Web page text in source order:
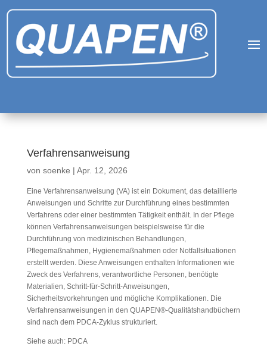
Verfahrensanweisung
von soenke | Apr. 12, 2026
Eine Verfahrensanweisung (VA) ist ein Dokument, das detaillierte
Anweisungen und Schritte zur Durchführung eines bestimmten
Verfahrens oder einer bestimmten Tätigkeit enthält. In der Pflege
können Verfahrensanweisungen beispielsweise für die
Durchführung von medizinischen Behandlungen,
Pflegemaßnahmen, Hygienemaßnahmen oder Notfallsituationen
erstellt werden. Diese Anweisungen enthalten Informationen wie
Zweck des Verfahrens, verantwortliche Personen, benötigte
Materialien, Schritt-für-Schritt-Anweisungen,
Sicherheitsvorkehrungen und mögliche Komplikationen. Die
Verfahrensanweisungen in den QUAPEN®-Qualitätshandbüchern
sind nach dem PDCA-Zyklus strukturiert.
Siehe auch: PDCA